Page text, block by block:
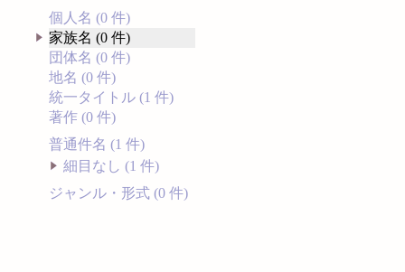
個人名 (0 件)
家族名 (0 件)
団体名 (0 件)
地名 (0 件)
統一タイトル (1 件)
著作 (0 件)
普通件名 (1 件)
細目なし (1 件)
ジャンル・形式 (0 件)